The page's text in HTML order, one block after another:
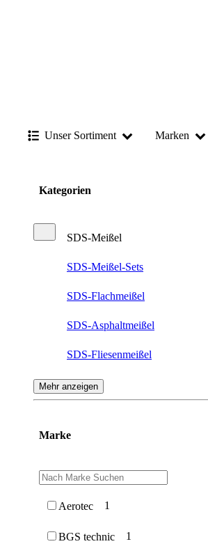
Unser Sortiment Marken
Kategorien
SDS-Meißel
SDS-Meißel-Sets
SDS-Flachmeißel
SDS-Asphaltmeißel
SDS-Fliesenmeißel
SDS-Spitzmeißel
SDS-Flügelmeißel
SDS-Hohlmeißel
SDS-Fugenmeißel
SDS Max Meißel
Mehr anzeigen
Marke
Aerotec 1
BGS technic 1